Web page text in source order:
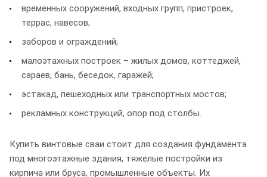
временных сооружений, входных групп, пристроек,
террас, навесов;
заборов и ограждений;
малоэтажных построек – жилых домов, коттеджей,
сараев, бань, беседок, гаражей;
эстакад, пешеходных или транспортных мостов;
рекламных конструкций, опор под столбы.
Купить винтовые сваи стоит для создания фундамента
под многоэтажные здания, тяжелые постройки из
кирпича или бруса, промышленные объекты. Их